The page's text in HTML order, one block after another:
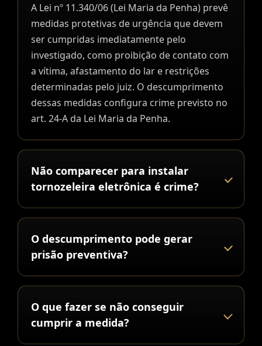
A Lei nº 11.340/06 (Lei Maria da Penha) prevê
medidas protetivas de urgência que devem
ser cumpridas imediatamente pelo
investigado, como proibição de contato com
a vítima, afastamento do lar e restrições
determinadas pelo juiz. O descumprimento
dessas medidas configura crime previsto no
art. 24-A da Lei Maria da Penha.
Não comparecer para instalar
tornozeleira eletrônica é crime?
O descumprimento pode gerar
prisão preventiva?
O que fazer se não conseguir
cumprir a medida?